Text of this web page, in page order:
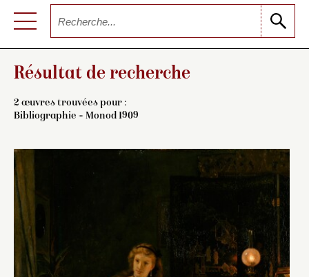
Résultat de recherche
2 œuvres trouvées pour :
Bibliographie = Monod 1909